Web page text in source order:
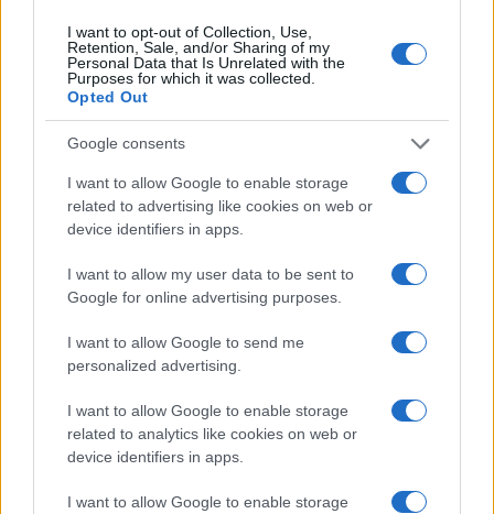
I want to opt-out of Collection, Use,
Retention, Sale, and/or Sharing of my
Personal Data that Is Unrelated with the
Purposes for which it was collected.
Opted Out
Google consents
I want to allow Google to enable storage
related to advertising like cookies on web or
device identifiers in apps.
I want to allow my user data to be sent to
Google for online advertising purposes.
I want to allow Google to send me
personalized advertising.
I want to allow Google to enable storage
related to analytics like cookies on web or
device identifiers in apps.
I want to allow Google to enable storage